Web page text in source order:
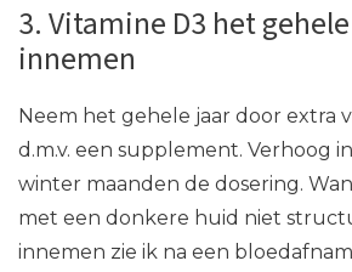
3. Vitamine D3 het
innemen
Neem het gehele jaar door extra
d.m.v. een supplement. Verhoog
winter maanden de dosering.
met een donkere huid niet
innemen zie ik na een